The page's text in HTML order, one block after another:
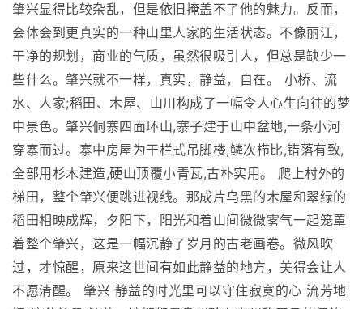
肇兴显得比较杂乱，但是依旧掩盖不了他的魅力。反而，
会体会到更真实的一种山里人家的生活状态。不像丽江，
干净的规划，商业的气质，虽然很吸引人，但总是缺少一
些什么。肇兴就不一样，真实，静益，自在。 小桥、流
水、人家;稻田、木屋、山川构成了一幅令人心生向往的梦
中景色。肇兴侗寨四面环山,寨子建于山中盆地,一条小河
穿寨而过。寨中房屋为干栏式吊脚楼,鳞次栉比,错落有致,
全部用杉木建造,硬山顶覆小青瓦,古朴实用。 爬上村外的
梯田，整个肇兴便跳进视线。那成片乌黑的木屋和翠绿的
稻田相映成辉，夕阳下，阳光和着山间微微雾气一起笼罩
着整个肇兴，这是一幅沉静了岁月的古老画卷。微风吹
过，才惊醒，原来这世间有如此静益的地方，美得会让人
不愿清醒。 肇兴 静益的时光里可以守住寂寞的心 流芳地